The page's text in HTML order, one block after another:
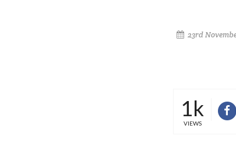
23rd
1k
VIEWS